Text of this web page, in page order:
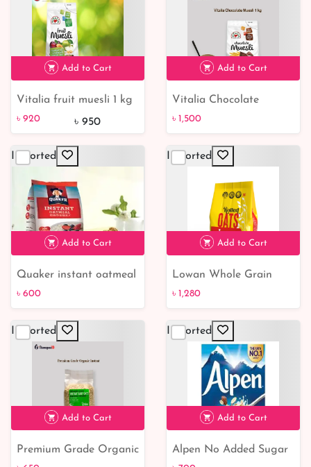
Add to Cart
Vitalia fruit muesli 1 kg
৳ 920 ৳ 950
Add to Cart
Vitalia Chocolate
Muesli 1 kg
৳ 1,500
Imported
Add to Cart
Quaker instant oatmeal
৳ 600
Imported
Add to Cart
Lowan Whole Grain
Rolled Oats 1 kg
৳ 1,280
Imported
Add to Cart
Premium Grade Organic
Imported
Add to Cart
Alpen No Added Sugar